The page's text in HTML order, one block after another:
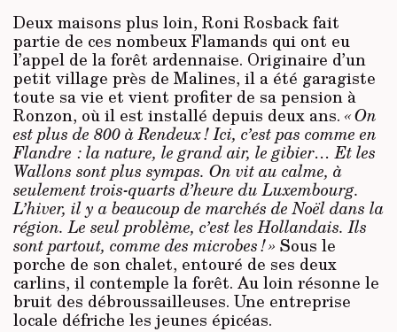
Deux maisons plus loin, Roni Rosback fait
partie de ces nombeux Flamands qui ont eu
l’appel de la forêt ardennaise. Originaire d’un
petit village près de Malines, il a été garagiste
toute sa vie et vient profiter de sa pension à
Ronzon, où il est installé depuis deux ans. « On
est plus de 800 à Rendeux ! Ici, c’est pas comme en
Flandre : la nature, le grand air, le gibier… Et les
Wallons sont plus sympas. On vit au calme, à
seulement trois-quarts d’heure du Luxembourg.
L’hiver, il y a beaucoup de marchés de Noël dans la
région. Le seul problème, c’est les Hollandais. Ils
sont partout, comme des microbes ! » Sous le
porche de son chalet, entouré de ses deux
carlins, il contemple la forêt. Au loin résonne le
bruit des débroussailleuses. Une entreprise
locale défriche les jeunes épicéas.